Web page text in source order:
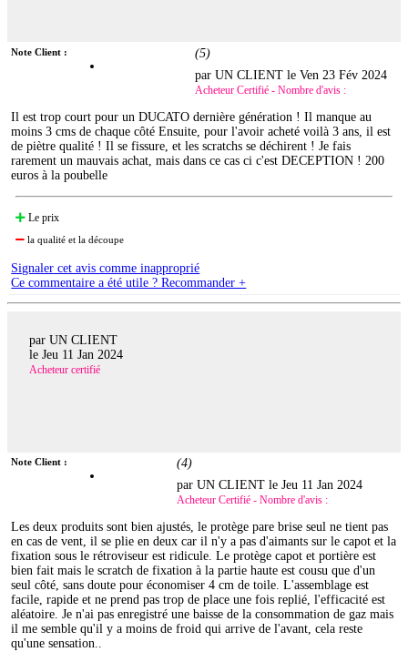
Note Client : (5)
par UN CLIENT leVen 23 Fév 2024
Acheteur Certifié - Nombre d'avis :
Il est trop court pour un DUCATO dernière génération ! Il manque au
moins 3 cms de chaque côté Ensuite, pour l'avoir acheté voilà 3 ans, il est
de piètre qualité ! Il se fissure, et les scratchs se déchirent ! Je fais
rarement un mauvais achat, mais dans ce cas ci c'est DECEPTION ! 200
euros à la poubelle
Le prix
la qualité et la découpe
Signaler cet avis comme inapproprié
Ce commentaire a été utile ? Recommander +
par UN CLIENT
le Jeu 11 Jan 2024
Acheteur certifié
Note Client : (4)
par UN CLIENT leJeu 11 Jan 2024
Acheteur Certifié - Nombre d'avis :
Les deux produits sont bien ajustés, le protège pare brise seul ne tient pas
en cas de vent, il se plie en deux car il n'y a pas d'aimants sur le capot et la
fixation sous le rétroviseur est ridicule. Le protège capot et portière est
bien fait mais le scratch de fixation à la partie haute est cousu que d'un
seul côté, sans doute pour économiser 4 cm de toile. L'assemblage est
facile, rapide et ne prend pas trop de place une fois replié, l'efficacité est
aléatoire. Je n'ai pas enregistré une baisse de la consommation de gaz mais
il me semble qu'il y a moins de froid qui arrive de l'avant, cela reste
qu'une sensation..